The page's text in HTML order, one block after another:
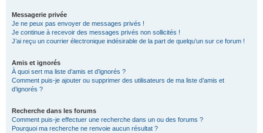
Messagerie privée
Je ne peux pas envoyer de messages privés !
Je continue à recevoir des messages privés non sollicités !
J’ai reçu un courrier électronique indésirable de la part de quelqu’un sur ce forum !
Amis et ignorés
À quoi sert ma liste d’amis et d’ignorés ?
Comment puis-je ajouter ou supprimer des utilisateurs de ma liste d’amis et
d’ignorés ?
Recherche dans les forums
Comment puis-je effectuer une recherche dans un ou des forums ?
Pourquoi ma recherche ne renvoie aucun résultat ?